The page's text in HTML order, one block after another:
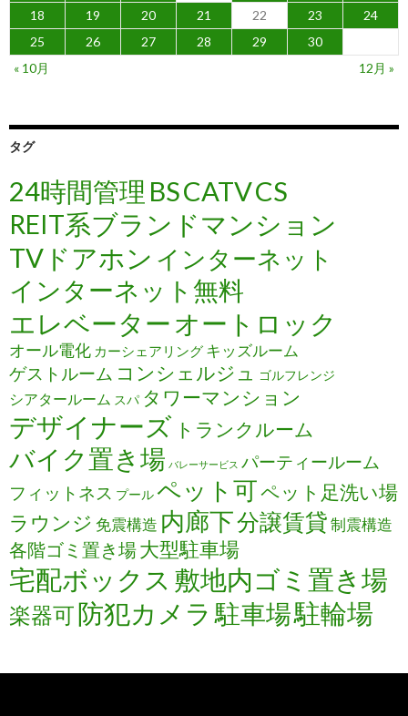
18 19 20 21 22 23
24
25
26 27 28 29
30
« 10月
12月 »
タグ
24時間管理 BSCATVCS
REIT系ブランドマンション
TVドアホン インターネット
インターネット無料
エレベーター オートロック
オール電化 カーシェアリング キッズルーム
ゲストルーム コンシェルジュ ゴルフレンジ
シアタールーム スパ タワーマンション
デザイナーズ トランクルーム
バイク置き場 バレーサービス パーティールーム
フィットネス プールペット可ペット足洗い場
ラウンジ 免震構造 内廊下分譲賃貸制震構造
各階ゴミ置き場大型駐車場
宅配ボックス 敷地内ゴミ置き場
楽器可防犯カメラ 駐車場駐輪場